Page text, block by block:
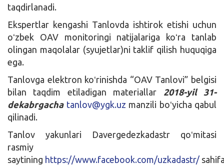
taqdirlanadi.
Ekspertlar kengashi Tanlovda ishtirok etishi uchun
oʻzbek OAV monitoringi natijalariga koʻra tanlab
olingan maqolalar (syujetlar)ni taklif qilish huquqiga
ega.
Tanlovga elektron koʻrinishda “OAV Tanlovi” belgisi
bilan taqdim etiladigan materiallar 2018-yil 31-
dekabrgacha tanlov@ygk.uz manzili boʻyicha qabul
qilinadi.
Tanlov yakunlari Davergedezkadastr qoʻmitasi
rasmiy
saytining https://www.facebook.com/uzkadastr/